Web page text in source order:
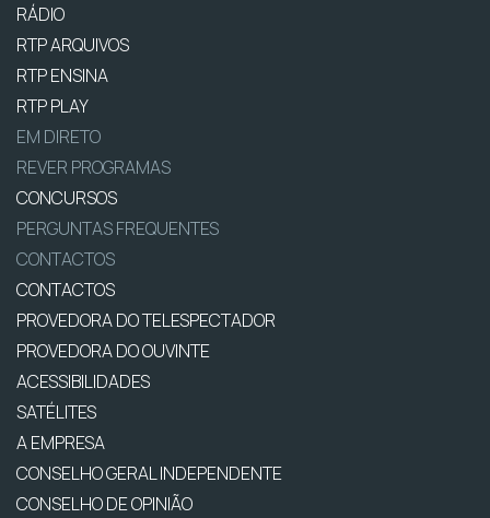
RÁDIO
RTP ARQUIVOS
RTP ENSINA
RTP PLAY
EM DIRETO
REVER PROGRAMAS
CONCURSOS
PERGUNTAS FREQUENTES
CONTACTOS
CONTACTOS
PROVEDORA DO TELESPECTADOR
PROVEDORA DO OUVINTE
ACESSIBILIDADES
SATÉLITES
A EMPRESA
CONSELHO GERAL INDEPENDENTE
CONSELHO DE OPINIÃO